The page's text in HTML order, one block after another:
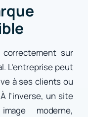
sur
L’entreprise peut
à ses clients ou
l’inverse, un site
moderne,